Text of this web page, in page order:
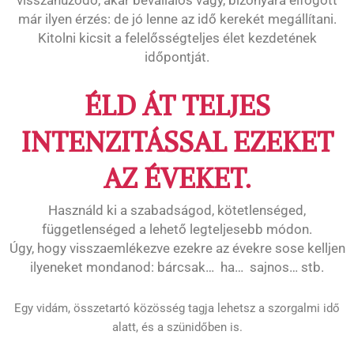
már ilyen érzés: de jó lenne az idő kerekét megállítani.
Kitolni kicsit a felelősségteljes élet kezdetének
időpontját.
ÉLD ÁT TELJES
INTENZITÁSSAL EZEKET
AZ ÉVEKET.
Használd ki a szabadságod, kötetlenséged,
függetlenséged a lehető legteljesebb módon.
Úgy, hogy visszaemlékezve ezekre az évekre sose kelljen
ilyeneket mondanod: bárcsak… ha… sajnos… stb.
Egy vidám, összetartó közösség tagja lehetsz a szorgalmi idő
alatt, és a szünidőben is.